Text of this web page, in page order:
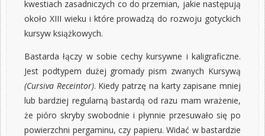
kwestiach zasadniczych co do przemian, jakie następują
około XIII wieku i które prowadzą do rozwoju gotyckich
kursyw książkowych.
Bastarda łączy w sobie cechy kursywne i kaligraficzne.
Jest podtypem dużej gromady pism zwanych Kursywą
(Cursiva Receintor). Kiedy patrzę na karty zapisane mniej
lub bardziej regularną bastardą od razu mam wrażenie,
że pióro skryby swobodnie i płynnie przesuwało się po
powierzchni pergaminu, czy papieru. Widać w bastardzie